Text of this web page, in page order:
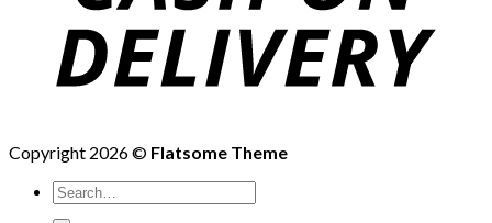
Copyright 2026 © Flatsome Theme
Search
for: